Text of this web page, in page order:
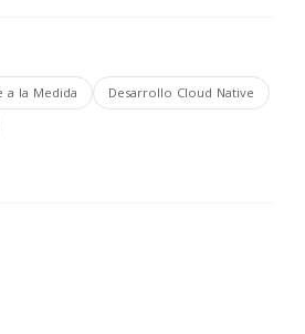
a la Medida
Desarrollo Cloud Native